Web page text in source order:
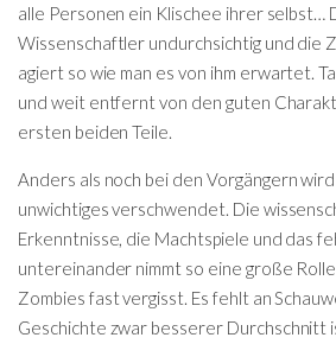
alle Personen ein Klischee ihrer selbst…
Wissenschaftler undurchsichtig und die
agiert so wie man es von ihm erwartet.
und weit entfernt von den guten
ersten beiden Teile.
Anders als noch bei den Vorgängern
unwichtiges verschwendet. Die
Erkenntnisse, die Machtspiele und das
untereinander nimmt so eine große
Zombies fast vergisst. Es fehlt an
Geschichte zwar besserer Durchschnitt